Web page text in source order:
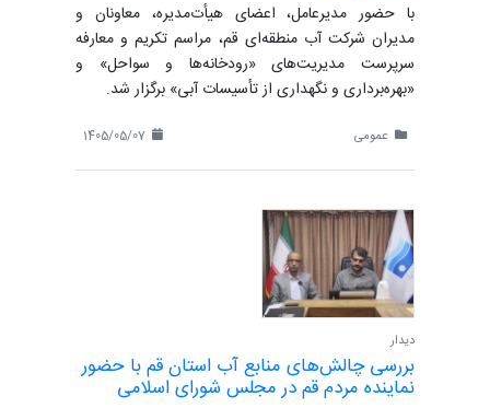
با حضور مدیرعامل، اعضای هیأت‌مدیره، معاونان و
مدیران شرکت آب منطقه‌ای قم، مراسم تکریم و معارفه
سرپرست مدیریت‌های «رودخانه‌ها و سواحل» و
«بهره‌برداری و نگهداری از تأسیسات آبی» برگزار شد.
عمومی
دیدار
بررسی چالش‌های منابع آب استان قم با حضور
نماینده مردم قم در مجلس شورای اسلامی